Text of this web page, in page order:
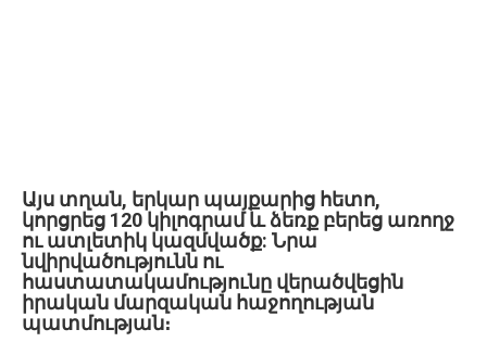
Այս տղան, երկար պայքարից հետո,
կորցրեց 120 կիլոգրամ և ձեռք բերեց առողջ
ու ատլետիկ կազմվածք: Նրա
նվիրվածությունն ու
հաստատակամությունը վերածվեցին
իրական մարզական հաջողության
պատմության։